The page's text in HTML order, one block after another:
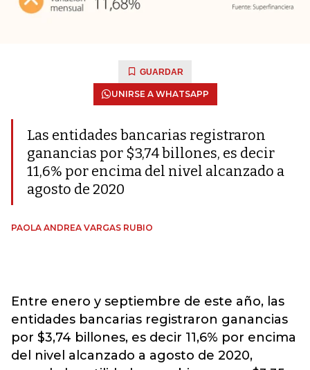
GUARDAR
UNIRSE A WHATSAPP
Las entidades bancarias registraron
ganancias por $3,74 billones, es decir
11,6% por encima del nivel alcanzado a
agosto de 2020
PAOLA ANDREA VARGAS RUBIO
Entre enero y septiembre de este año, las
entidades bancarias registraron ganancias
por $3,74 billones, es decir 11,6% por encima
del nivel alcanzado a agosto de 2020,